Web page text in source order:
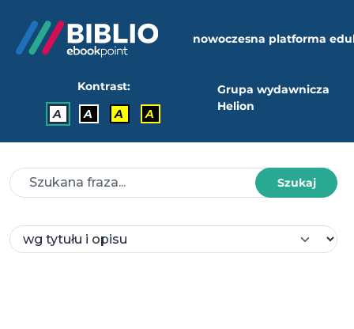
nowoczesna platforma
Kontrast:
A
A A A
Grupa wydawnicza
Helion
Szukaj